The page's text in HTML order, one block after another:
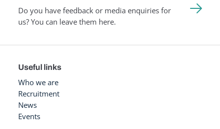
Do you have feedback or media enquiries for
us? You can leave them here.
Useful links
Who we are
Recruitment
News
Events